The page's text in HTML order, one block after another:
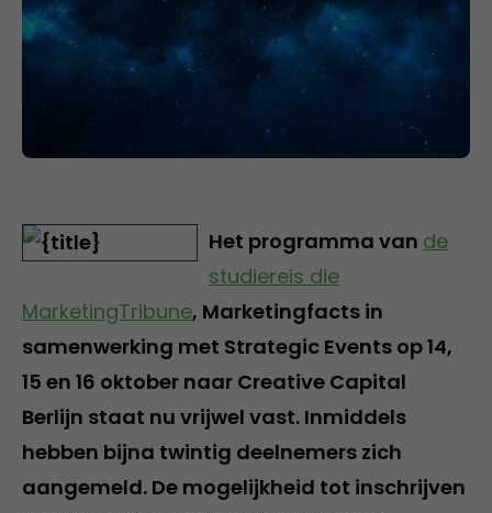
Het programma van de
studiereis die
MarketingTribune, Marketingfacts in
samenwerking met Strategic Events op 14,
15 en 16 oktober naar Creative Capital
Berlijn staat nu vrijwel vast. Inmiddels
hebben bijna twintig deelnemers zich
aangemeld. De mogelijkheid tot inschrijven